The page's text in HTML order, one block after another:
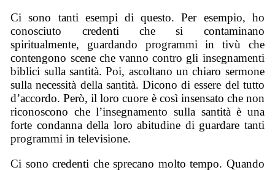
Ci sono tanti esempi di questo. Per esempio, ho
conosciuto credenti che si contaminano
spiritualmente, guardando programmi in tivù che
contengono scene che vanno contro gli insegnamenti
biblici sulla santità. Poi, ascoltano un chiaro sermone
sulla necessità della santità. Dicono di essere del tutto
d’accordo. Però, il loro cuore è così insensato che non
riconoscono che l’insegnamento sulla santità è una
forte condanna della loro abitudine di guardare tanti
programmi in televisione.
Ci sono credenti che sprecano molto tempo. Quando